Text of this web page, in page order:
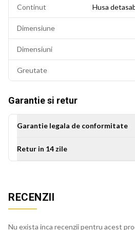
un dormitor cu accente colorate sau
gust estetic rafinat.
Continut Husa
Dimensiune
Dimensiuni
Greutate
Garantie si retur
Garantie legala de conformitate
Retur in 14 zile
RECENZII
Nu exista inca recenzii pentru acest